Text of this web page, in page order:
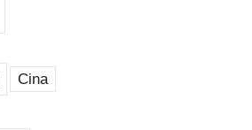
Cina